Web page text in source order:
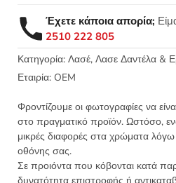
Έχετε κάποια απορία;
2510 222 805
Κατηγορία: Λασέ, Λασε Δαντέλα &
Εταιρία: OEM
Φροντίζουμε οι φωτογραφίες να
στο πραγματικό προϊόν. Ωστόσο,
μικρές διαφορές στα χρώματα
οθόνης σας.
Σε προιόντα που κόβονται κατά
δυνατότητα επιστροφής ή